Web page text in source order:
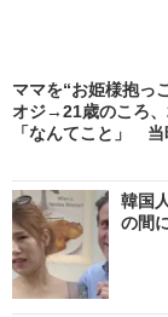
ママを“お姫様抱っ
オジ→21歳のころ
「なんてこと」 当
韓国
の間